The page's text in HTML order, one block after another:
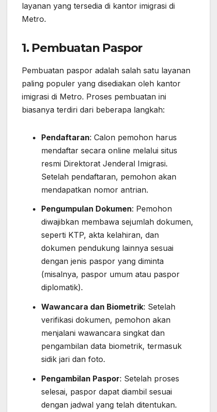
layanan yang tersedia di kantor imigrasi di
Metro.
1. Pembuatan Paspor
Pembuatan paspor adalah salah satu layanan
paling populer yang disediakan oleh kantor
imigrasi di Metro. Proses pembuatan ini
biasanya terdiri dari beberapa langkah:
Pendaftaran: Calon pemohon harus
mendaftar secara online melalui situs
resmi Direktorat Jenderal Imigrasi.
Setelah pendaftaran, pemohon akan
mendapatkan nomor antrian.
Pengumpulan Dokumen: Pemohon
diwajibkan membawa sejumlah dokumen,
seperti KTP, akta kelahiran, dan
dokumen pendukung lainnya sesuai
dengan jenis paspor yang diminta
(misalnya, paspor umum atau paspor
diplomatik).
Wawancara dan Biometrik: Setelah
verifikasi dokumen, pemohon akan
menjalani wawancara singkat dan
pengambilan data biometrik, termasuk
sidik jari dan foto.
Pengambilan Paspor: Setelah proses
selesai, paspor dapat diambil sesuai
dengan jadwal yang telah ditentukan.